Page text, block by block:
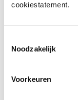
cookiestatement.
Noodzakelijk
Voorkeuren
Bewaken
procedures